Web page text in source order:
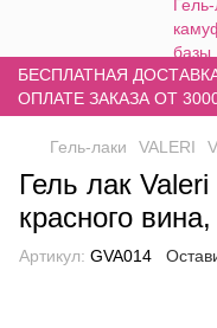
БЕСПЛАТНАЯ
ОПЛАТЕ ЗАКАЗА ОТ
Гель-лаки VALERI
Гель лак
красного
Артикул: GVA014